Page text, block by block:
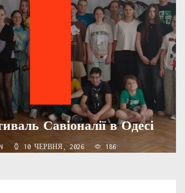
Савіоналії в Одесі
10 ЧЕРВНЯ, 2026 186